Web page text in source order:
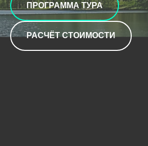
ПРОГРАММА ТУРА
РАСЧЁТ СТОИМОСТИ